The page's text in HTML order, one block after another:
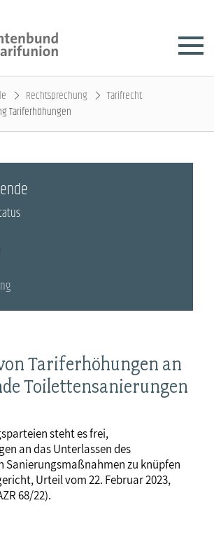
Rechtsprechung
Tarifrecht
Tariferhöhungen
Tariferhöhungen an
Toilettensanierungen
steht es frei,
an das Unterlassen des
Sanierungsmaßnahmen zu knüpfen
Urteil vom 22. Februar 2023,
68/22).